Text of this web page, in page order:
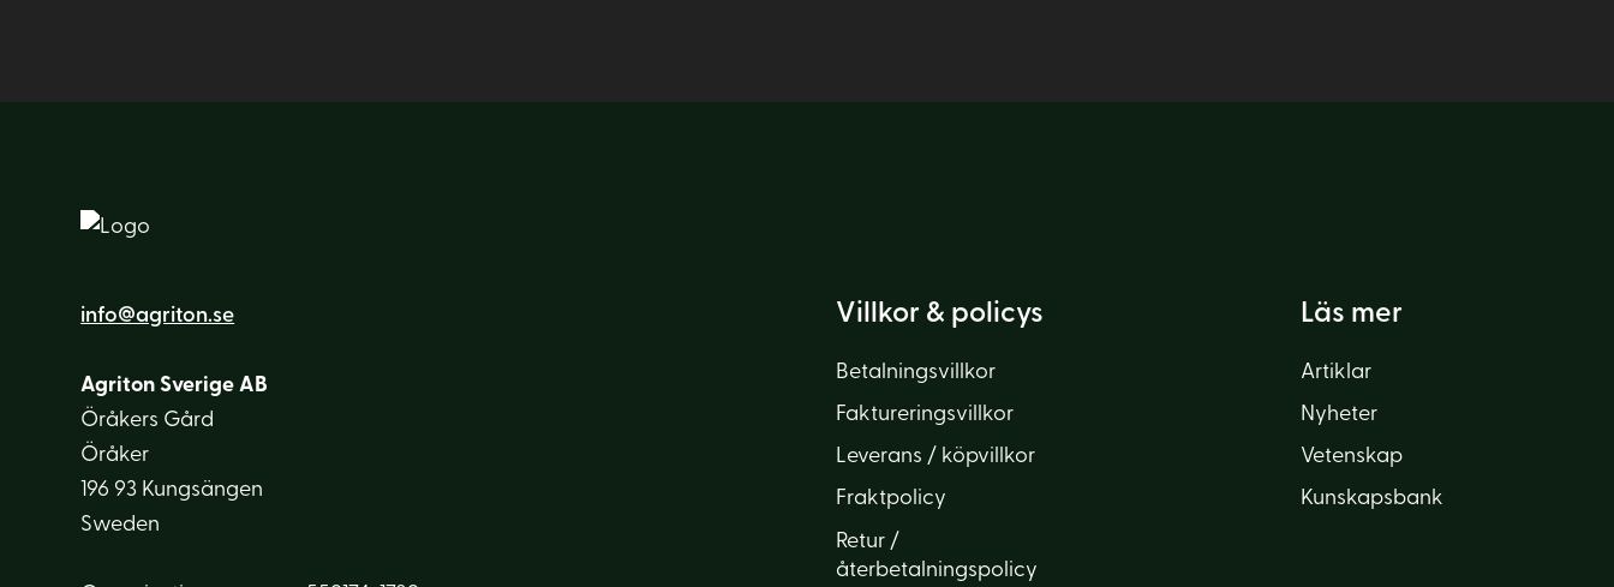
info@agriton.se
Agriton Sverige AB
Öråkers Gård
Öråker
196 93 Kungsängen
Sweden
Villkor & policys
Betalningsvillkor
Faktureringsvillkor
Leverans / köpvillkor
Fraktpolicy
Retur /
återbetalningspolicy
Läs mer
Artiklar
Nyheter
Vetenskap
Kunskapsbank